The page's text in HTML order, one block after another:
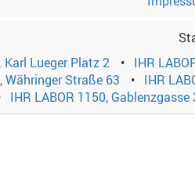
Karl Lueger Platz 2
IHR
Währinger Straße 63
IHR
IHR LABOR 1150, Gablenzgasse